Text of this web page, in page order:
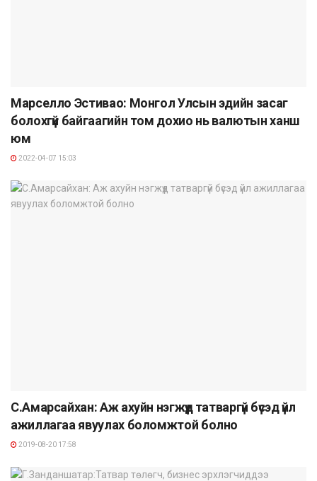
Марселло Эстивао: Монгол Улсын эдийн засаг
болохгүй байгаагийн том дохио нь валютын ханш
юм
2022-04-07 15:03
С.Амарсайхан: Аж ахуйн нэгжүүд татваргүй бүсэд үйл
ажиллагаа явуулах боломжтой болно
2019-08-20 17:58